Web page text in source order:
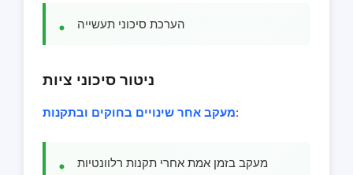
הערכת סיכוני תעשייה
ניטור סיכוני ציות
מעקב אחר שינויים בחוקים ובתקנות:
מעקב בזמן אמת אחרי תקנות רלוונטיות